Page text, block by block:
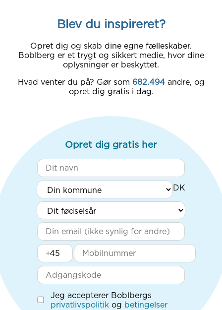
Blev du inspireret?
Opret dig og skab dine egne fælleskaber.
Boblberg er et trygt og sikkert medie, hvor dine
oplysninger er beskyttet.
Hvad venter du på? Gør som 682.494 andre, og
opret dig gratis i dag.
Opret dig gratis her
+
Jeg accepterer Boblbergs
privatlivspolitik og betingelser